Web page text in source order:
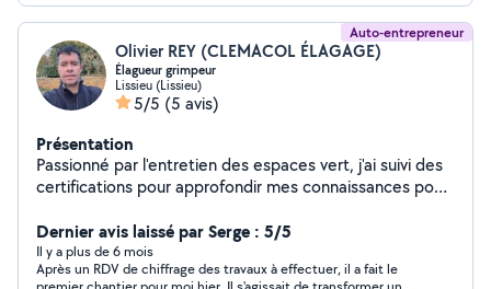
Auto-entrepreneur
Olivier REY (CLEMACOL ÉLAGAGE)
Élagueur grimpeur
Lissieu (Lissieu)
5/5 (5 avis)
Présentation
Passionné par l'entretien des espaces vert, j'ai suivi des
certifications pour approfondir mes connaissances pour
entreprise CLEMACOL ÉLAGAGE et propose mes
services pour l'élagage et la taille d'arbres fruitiers et
d'ornement, de haies, la tonte et le débroussaillage,
Dernier avis laissé par Serge : 5/5
Il y a plus de 6 mois
Après un RDV de chiffrage des travaux à effectuer, il a fait le